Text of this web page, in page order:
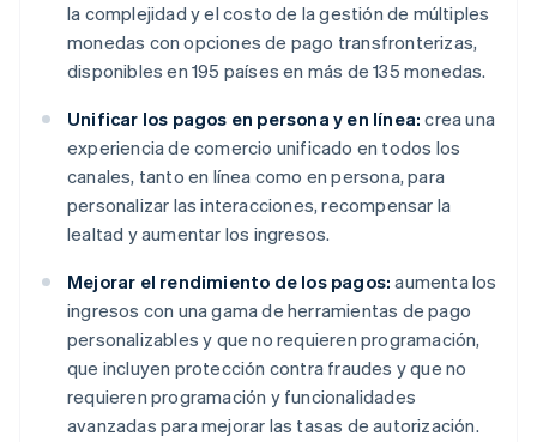
la complejidad y el costo de la gestión de múltiples
monedas con opciones de pago transfronterizas,
disponibles en 195 países en más de 135 monedas.
Unificar los pagos en persona y en línea: crea una
experiencia de comercio unificado en todos los
canales, tanto en línea como en persona, para
personalizar las interacciones, recompensar la
lealtad y aumentar los ingresos.
Mejorar el rendimiento de los pagos: aumenta los
ingresos con una gama de herramientas de pago
personalizables y que no requieren programación,
que incluyen protección contra fraudes y que no
requieren programación y funcionalidades
avanzadas para mejorar las tasas de autorización.